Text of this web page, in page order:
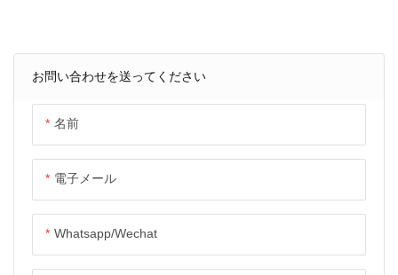
お問い合わせを送ってください
名前
電子メール
Whatsapp/wechat
THEA 190MP